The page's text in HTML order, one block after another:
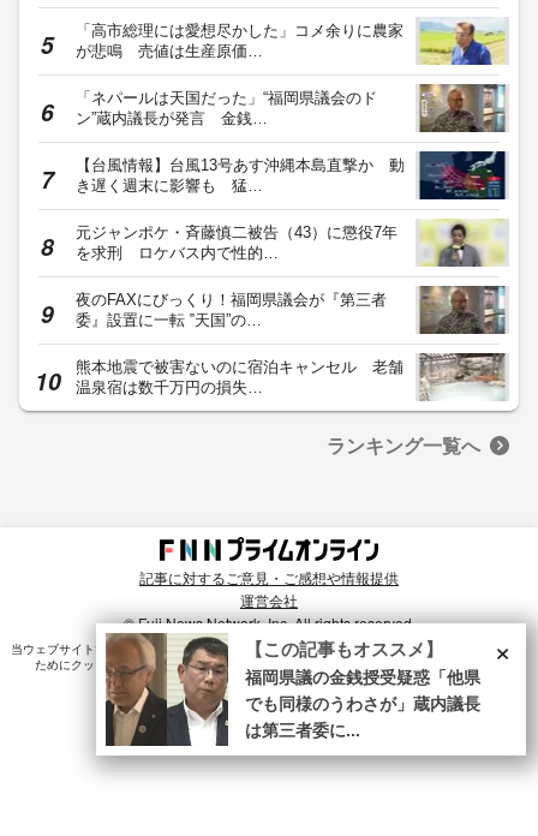
「高市総理には愛想尽かした」コメ余りに農家
が悲鳴 売値は生産原価…
「ネパールは天国だった」“福岡県議会のド
ン”蔵内議長が発言 金銭…
【台風情報】台風13号あす沖縄本島直撃か 動
き遅く週末に影響も 猛…
元ジャンポケ・斉藤慎二被告（43）に懲役7年
を求刑 ロケバス内で性的…
夜のFAXにびっくり！福岡県議会が『第三者
委』設置に一転 ‟天国”の…
熊本地震で被害ないのに宿泊キャンセル 老舗
温泉宿は数千万円の損失…
ランキング一覧へ
記事に対するご意見・ご感想や情報提供
運営会社
© Fuji News Network, Inc. All rights reserved.
当ウェブサイトでは、ユーザのニーズ・興味・関⼼に合致したコンテンツや広告配信を提供する
ためにクッキーを使⽤しています。詳細は、
プライバシーポリシー をご確認ください。×
【この記事もオススメ】
福岡県議の金銭授受疑惑「他県
でも同様のうわさが」蔵内議長
は第三者委に...